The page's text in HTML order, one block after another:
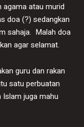
agama atau murid
doa (?) sedangkan
sahaja. Malah doa
agar selamat.
guru dan rakan
satu perbuatan
juga mahu